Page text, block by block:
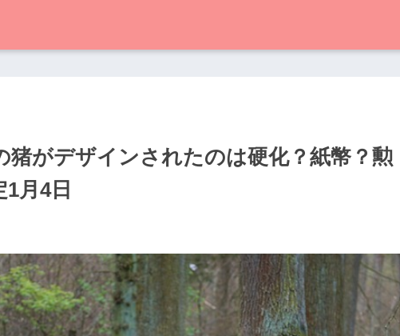
猪がデザインされたのは硬化？紙幣？勲
月4日